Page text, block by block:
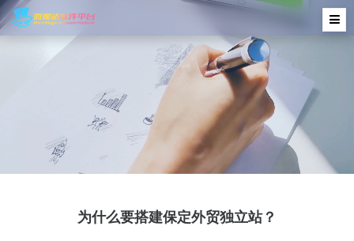
为什么要搭建保定外贸独立站？